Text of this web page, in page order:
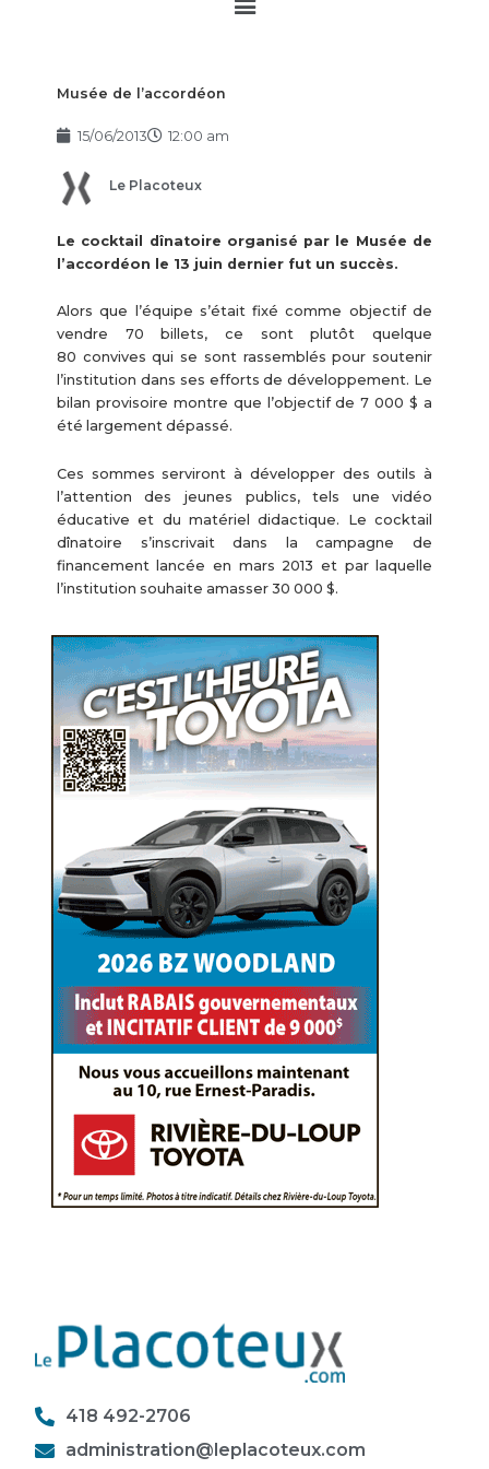
Musée de l’accordéon
15/06/2013 12:00 am
Le Placoteux
Le cocktail dînatoire organisé par le Musée de
l’accordéon le 13 juin dernier fut un succès.
Alors que l’équipe s’était fixé comme objectif de
vendre 70 billets, ce sont plutôt quelque
80 convives qui se sont rassemblés pour soutenir
l’institution dans ses efforts de développement. Le
bilan provisoire montre que l’objectif de 7 000 $ a
été largement dépassé.
Ces sommes serviront à développer des outils à
l’attention des jeunes publics, tels une vidéo
éducative et du matériel didactique. Le cocktail
dînatoire s’inscrivait dans la campagne de
financement lancée en mars 2013 et par laquelle
l’institution souhaite amasser 30 000 $.
418 492-2706
administration@leplacoteux.com